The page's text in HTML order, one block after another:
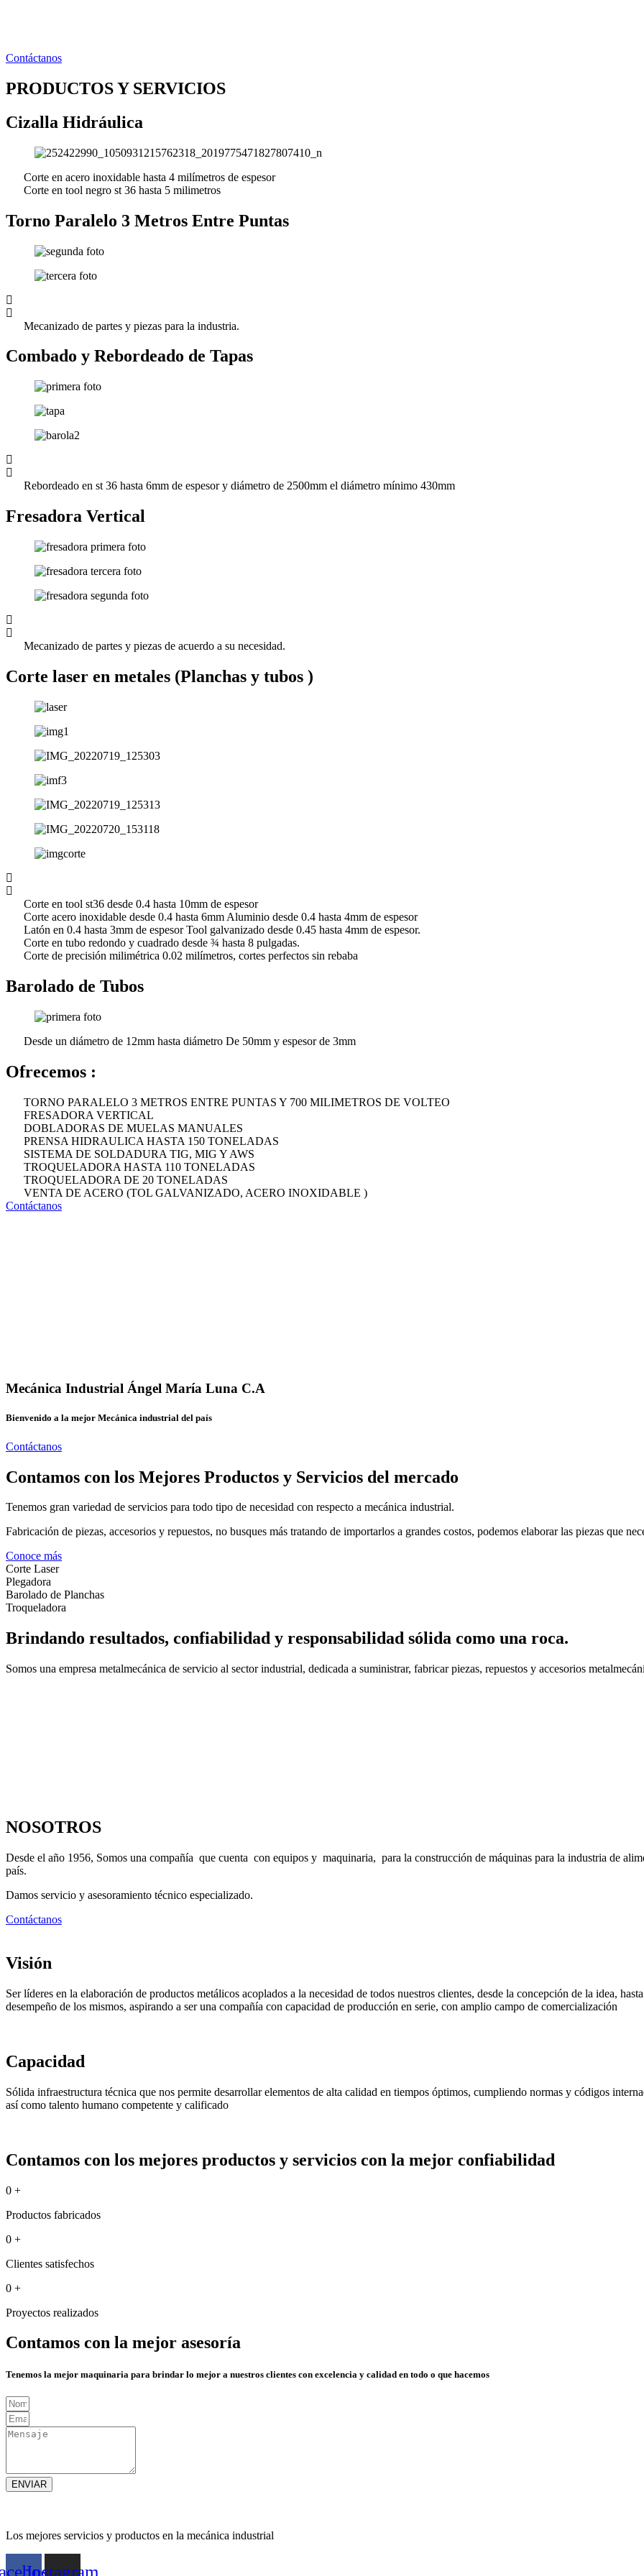
Contáctanos
PRODUCTOS Y SERVICIOS
Cizalla Hidráulica
Corte en acero inoxidable hasta 4 milímetros de espesor
Corte en tool negro st 36 hasta 5 milimetros
Torno Paralelo 3 Metros Entre Puntas
Mecanizado de partes y piezas para la industria.
Combado y Rebordeado de Tapas
Rebordeado en st 36 hasta 6mm de espesor y diámetro de 2500mm el diámetro mínimo 430mm
Fresadora Vertical
Mecanizado de partes y piezas de acuerdo a su necesidad.
Corte laser en metales (Planchas y tubos )
Corte en tool st36 desde 0.4 hasta 10mm de espesor
Corte acero inoxidable desde 0.4 hasta 6mm Aluminio desde 0.4 hasta 4mm de espesor
Latón en 0.4 hasta 3mm de espesor Tool galvanizado desde 0.45 hasta 4mm de espesor.
Corte en tubo redondo y cuadrado desde ¾ hasta 8 pulgadas.
Corte de precisión milimétrica 0.02 milímetros, cortes perfectos sin rebaba
Barolado de Tubos
Desde un diámetro de 12mm hasta diámetro De 50mm y espesor de 3mm
Ofrecemos :
TORNO PARALELO 3 METROS ENTRE PUNTAS Y 700 MILIMETROS DE VOLTEO
FRESADORA VERTICAL
DOBLADORAS DE MUELAS MANUALES
PRENSA HIDRAULICA HASTA 150 TONELADAS
SISTEMA DE SOLDADURA TIG, MIG Y AWS
TROQUELADORA HASTA 110 TONELADAS
TROQUELADORA DE 20 TONELADAS
VENTA DE ACERO (TOL GALVANIZADO, ACERO INOXIDABLE )
Contáctanos
Mecánica Industrial Ángel María Luna C.A
Bienvenido a la mejor Mecánica industrial del país
Contáctanos
Contamos con los Mejores Productos y Servicios del mercado
Tenemos gran variedad de servicios para todo tipo de necesidad con respecto a mecánica industrial.
Fabricación de piezas, accesorios y repuestos, no busques más tratando de importarlos a grandes costos, podemos elaborar las piezas que
Conoce más
Corte Laser
Plegadora
Barolado de Planchas
Troqueladora
Brindando resultados, confiabilidad y responsabilidad sólida como una roca.
Somos una empresa metalmecánica de servicio al sector industrial, dedicada a suministrar, fabricar piezas, repuestos y accesorios
NOSOTROS
Desde el año 1956, Somos una compañía que cuenta con equipos y maquinaria, para la construcción de máquinas para la industria de
país.
Damos servicio y asesoramiento técnico especializado.
Contáctanos
Visión
Ser líderes en la elaboración de productos metálicos acoplados a la necesidad de todos nuestros clientes, desde la concepción de la idea,
desempeño de los mismos, aspirando a ser una compañía con capacidad de producción en serie, con amplio campo de comercialización
Capacidad
Sólida infraestructura técnica que nos permite desarrollar elementos de alta calidad en tiempos óptimos, cumpliendo normas y códigos
así como talento humano competente y calificado
Contamos con los mejores productos y servicios con la mejor confiabilidad
0 +
Productos fabricados
0 +
Clientes satisfechos
0 +
Proyectos realizados
Contamos con la mejor asesoría
Tenemos la mejor maquinaria para brindar lo mejor a nuestros clientes con excelencia y calidad en todo o que hacemos
ENVIAR
Los mejores servicios y productos en la mecánica industrial
Instagram